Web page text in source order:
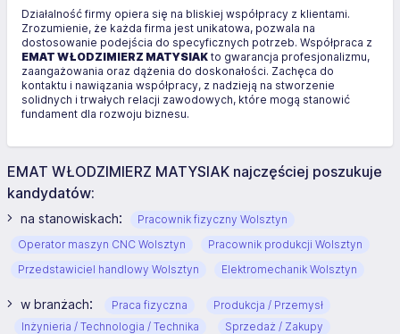
Działalność firmy opiera się na bliskiej współpracy z klientami.
Zrozumienie, że każda firma jest unikatowa, pozwala na
dostosowanie podejścia do specyficznych potrzeb. Współpraca z
EMAT WŁODZIMIERZ MATYSIAK to gwarancja profesjonalizmu,
zaangażowania oraz dążenia do doskonałości. Zachęca do
kontaktu i nawiązania współpracy, z nadzieją na stworzenie
solidnych i trwałych relacji zawodowych, które mogą stanowić
fundament dla rozwoju biznesu.
EMAT WŁODZIMIERZ MATYSIAK najczęściej poszukuje
kandydatów:
na stanowiskach:
Pracownik fizyczny Wolsztyn
Operator maszyn CNC Wolsztyn
Pracownik produkcji Wolsztyn
Przedstawiciel handlowy Wolsztyn
Elektromechanik Wolsztyn
w branżach: Praca fizyczna
Produkcja / Przemysł
Inżynieria / Technologia / Technika
Sprzedaż / Zakupy